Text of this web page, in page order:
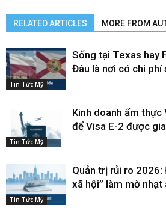
RELATED ARTICLES MORE FROM
Tin Tức Mỹ
Sống tại Texas hay
Đâu là nơi có chi phí
Tin Tức Mỹ
Kinh doanh ẩm thực
để Visa E-2 được
Tin Tức Mỹ
Quản trị rủi ro 2026:
xã hội” làm mờ nhạt